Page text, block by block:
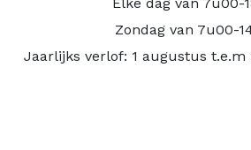
Zondag van 7u00-
Jaarlijks verlof: 1 augustus t.e.m